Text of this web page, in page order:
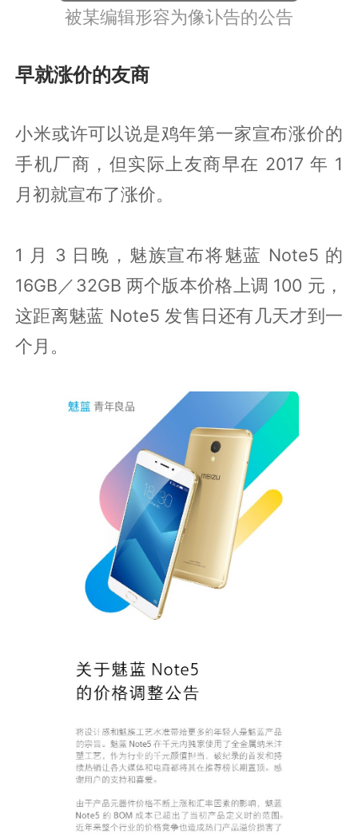
被某编辑形容为像讣告的公告
早就涨价的友商
小米或许可以说是鸡年第一家宣布涨价的
手机厂商，但实际上友商早在 2017 年 1
月初就宣布了涨价。
1 月 3 日晚，魅族宣布将魅蓝 Note5 的
16GB／32GB 两个版本价格上调 100 元，
这距离魅蓝 Note5 发售日还有几天才到一
个月。